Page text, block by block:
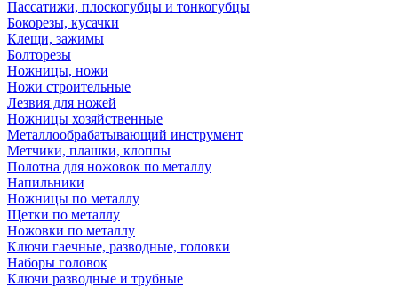
Пассатижи, плоскогубцы и тонкогубцы
Бокорезы, кусачки
Клещи, зажимы
Болторезы
Ножницы, ножи
Ножи строительные
Лезвия для ножей
Ножницы хозяйственные
Металлообрабатывающий инструмент
Метчики, плашки, клоппы
Полотна для ножовок по металлу
Напильники
Ножницы по металлу
Щетки по металлу
Ножовки по металлу
Ключи гаечные, разводные, головки
Наборы головок
Ключи разводные и трубные